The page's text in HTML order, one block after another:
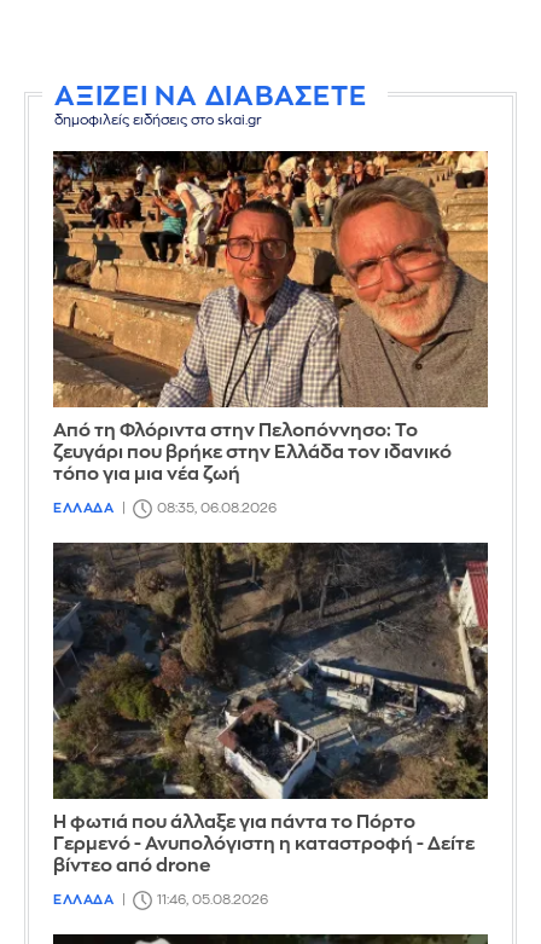
ΑΞΙΖΕΙ ΝΑ ΔΙΑΒΑΣΕΤΕ
δημοφιλείς ειδήσεις στο skai.gr
Από τη Φλόριντα στην Πελοπόννησο: Το
ζευγάρι που βρήκε στην Ελλάδα τον ιδανικό
τόπο για μια νέα ζωή
ΕΛΛΑΔΑ 08:35, 06.08.2026
Η φωτιά που άλλαξε για πάντα το Πόρτο
Γερμενό - Ανυπολόγιστη η καταστροφή - Δείτε
βίντεο από drone
ΕΛΛΑΔΑ 11:46, 05.08.2026